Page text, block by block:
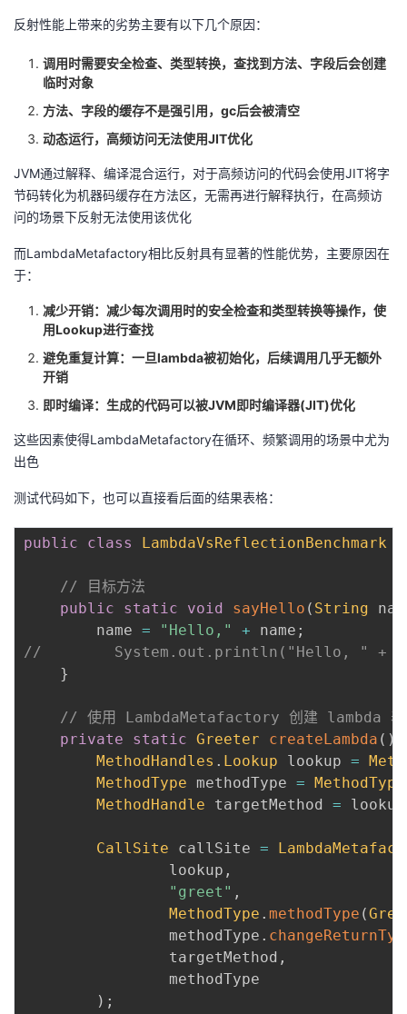
反射性能上带来的劣势主要有以下几个原因：
调用时需要安全检查、类型转换，查找到方法、字段后会创建
临时对象
方法、字段的缓存不是强引用，gc后会被清空
动态运行，高频访问无法使用JIT优化
JVM通过解释、编译混合运行，对于高频访问的代码会使用JIT将字
节码转化为机器码缓存在方法区，无需再进行解释执行，在高频访
问的场景下反射无法使用该优化
而LambdaMetafactory相比反射具有显著的性能优势，主要原因在
于：
减少开销：减少每次调用时的安全检查和类型转换等操作，使
用Lookup进行查找
避免重复计算：一旦lambda被初始化，后续调用几乎无额外
开销
即时编译：生成的代码可以被JVM即时编译器(JIT)优化
这些因素使得LambdaMetafactory在循环、频繁调用的场景中尤为
出色
测试代码如下，也可以直接看后面的结果表格：
public class LambdaVsReflectionBenchmark
// 目标方法
public
static void sayHello ( String
        name
= "Hello," + name ;
//        System.out.println("Hello, " +
}
// 使用 LambdaMetafactory 创建 lambda 表
private
static Greeter createLambda ( )
MethodHandles . Lookup lookup =
MethodType methodType = MethodType
MethodHandle targetMethod = lookup
CallSite callSite =
                lookup
,
"greet" ,
MethodType . methodType (
                methodType
.
                targetMethod
,
                methodType
) ;